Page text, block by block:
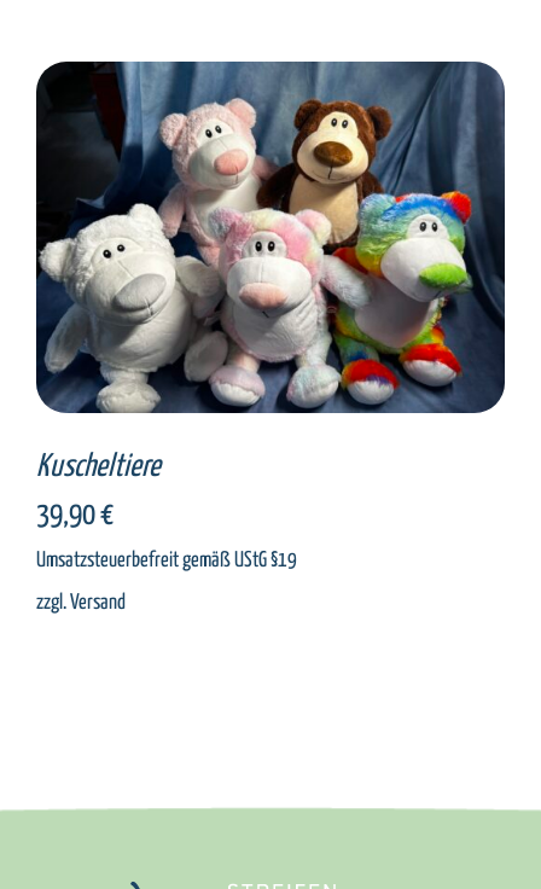
SELECT OPTIONS / DETAILS
Kuscheltiere
39,90€
Umsatzsteuerbefreit gemäß UStG §19
zzgl.Versand